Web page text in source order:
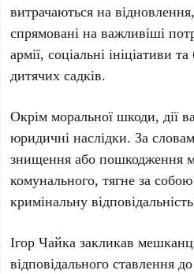
витрачаються на
спрямовані на важливіші
армії, соціальні ініціативи
дитячих садків.
Окрім моральної шкоди, дії
юридичні наслідки. За
знищення або пошкодження
комунального, тягне за
кримінальну
Ігор Чайка закликав
відповідального ставлення